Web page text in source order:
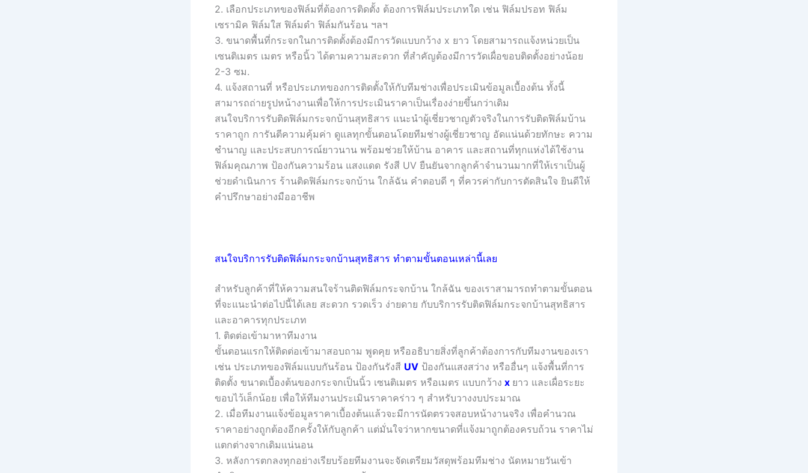
2. เลือกประเภทของฟิล์มที่ต้องการติดตั้ง ต้องการฟิล์มประเภทใด เช่น ฟิล์มปรอท ฟิล์ม
เซรามิค ฟิล์มใส ฟิล์มดำ ฟิล์มกันร้อน ฯลฯ
3. ขนาดพื้นที่กระจกในการติดตั้งต้องมีการวัดแบบกว้าง x ยาว โดยสามารถแจ้งหน่วยเป็น
เซนติเมตร เมตร หรือนิ้ว ได้ตามความสะดวก ที่สำคัญต้องมีการวัดเผื่อขอบติดตั้งอย่างน้อย
2-3 ซม.
4. แจ้งสถานที่ หรือประเภทของการติดตั้งให้กับทีมช่างเพื่อประเมินข้อมูลเบื้องต้น ทั้งนี้
สามารถถ่ายรูปหน้างานเพื่อให้การประเมินราคาเป็นเรื่องง่ายขึ้นกว่าเดิม
สนใจบริการรับติดฟิล์มกระจกบ้านสุทธิสาร แนะนำผู้เชี่ยวชาญตัวจริงในการรับติดฟิล์มบ้าน
ราคาถูก การันตีความคุ้มค่า ดูแลทุกขั้นตอนโดยทีมช่างผู้เชี่ยวชาญ อัดแน่นด้วยทักษะ ความ
ชำนาญ และประสบการณ์ยาวนาน พร้อมช่วยให้บ้าน อาคาร และสถานที่ทุกแห่งได้ใช้งาน
ฟิล์มคุณภาพ ป้องกันความร้อน แสงแดด รังสี UV ยืนยันจากลูกค้าจำนวนมากที่ให้เราเป็นผู้
ช่วยดำเนินการ ร้านติดฟิล์มกระจกบ้าน ใกล้ฉัน คำตอบดี ๆ ที่ควรค่ากับการตัดสินใจ ยินดีให้
คำปรึกษาอย่างมืออาชีพ
สนใจบริการรับติดฟิล์มกระจกบ้านสุทธิสาร ทำตามขั้นตอนเหล่านี้เลย
สำหรับลูกค้าที่ให้ความสนใจร้านติดฟิล์มกระจกบ้าน ใกล้ฉัน ของเราสามารถทำตามขั้นตอน
ที่จะแนะนำต่อไปนี้ได้เลย สะดวก รวดเร็ว ง่ายดาย กับบริการรับติดฟิล์มกระจกบ้านสุทธิสาร
และอาคารทุกประเภท
1. ติดต่อเข้ามาหาทีมงาน
ขั้นตอนแรกให้ติดต่อเข้ามาสอบถาม พูดคุย หรืออธิบายสิ่งที่ลูกค้าต้องการกับทีมงานของเรา
เช่น ประเภทของฟิล์มแบบกันร้อน ป้องกันรังสี UV ป้องกันแสงสว่าง หรืออื่นๆ แจ้งพื้นที่การ
ติดตั้ง ขนาดเบื้องต้นของกระจกเป็นนิ้ว เซนติเมตร หรือเมตร แบบกว้าง x ยาว และเผื่อระยะ
ขอบไว้เล็กน้อย เพื่อให้ทีมงานประเมินราคาคร่าว ๆ สำหรับวางงบประมาณ
2. เมื่อทีมงานแจ้งข้อมูลราคาเบื้องต้นแล้วจะมีการนัดตรวจสอบหน้างานจริง เพื่อคำนวณ
ราคาอย่างถูกต้องอีกครั้งให้กับลูกค้า แต่มั่นใจว่าหากขนาดที่แจ้งมาถูกต้องครบถ้วน ราคาไม่
แตกต่างจากเดิมแน่นอน
3. หลังการตกลงทุกอย่างเรียบร้อยทีมงานจะจัดเตรียมวัสดุพร้อมทีมช่าง นัดหมายวันเข้า